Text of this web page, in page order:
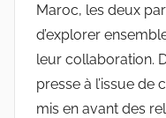
Maroc, les deux
d’explorer
leur collaboration.
presse à l’issue de
mis en avant des